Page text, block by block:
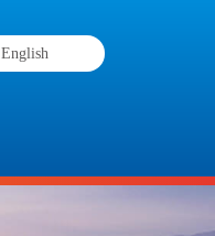
English